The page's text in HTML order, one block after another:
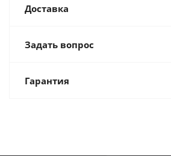
Доставка
Задать вопрос
Гарантия